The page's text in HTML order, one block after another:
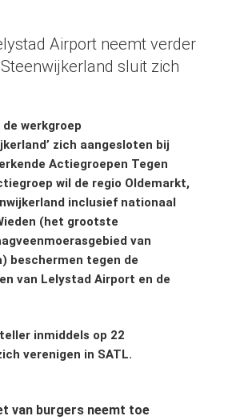
Airport neemt verder
sluit zich
werkgroep
zich aangesloten bij
Actiegroepen Tegen
wil de regio Oldemarkt,
inclusief nationaal
(het grootste
van
beschermen tegen de
van Lelystad Airport en de
inmiddels op 22
verenigen in SATL.
van burgers neemt toe